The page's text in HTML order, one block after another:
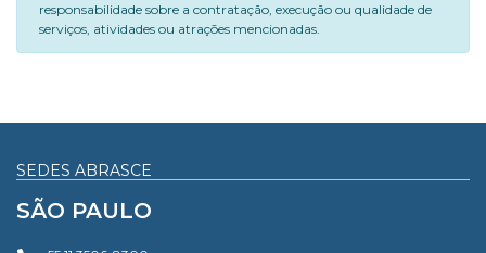
responsabilidade sobre a contratação, execução ou qualidade de
serviços, atividades ou atrações mencionadas.
SEDES ABRASCE
SÃO PAULO